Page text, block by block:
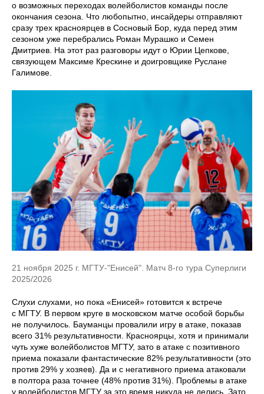
о возможных переходах волейболистов команды после
окончания сезона. Что любопытно, инсайдеры отправляют
сразу трех красноярцев в Сосновый Бор, куда перед этим
сезоном уже перебрались Роман Мурашко и Семен
Дмитриев. На этот раз разговоры идут о Юрии Цепкове,
связующем Максиме Крескине и доигровщике Руслане
Галимове.
21 ноября 2025 г. МГТУ-"Енисей". Матч 8-го тура Суперлиги
2025/2026
Слухи слухами, но пока «Енисей» готовится к встрече
с МГТУ. В первом круге в московском матче особой борьбы
не получилось. Бауманцы провалили игру в атаке, показав
всего 31% результативности. Красноярцы, хотя и принимали
чуть хуже волейболистов МГТУ, зато в атаке с позитивного
приема показали фантастические 82% результативности (это
против 29% у хозяев). Да и с негативного приема атаковали
в полтора раза точнее (48% против 31%). Проблемы в атаке
у волейболистов МГТУ за это время никуда не делись. Зато